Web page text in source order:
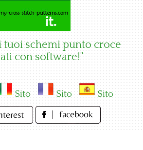
tuoi schemi punto croce
con software!"
Sito Sito Sito